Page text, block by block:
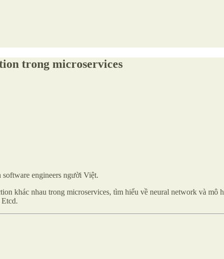
trong microservices
engineers người Việt.
khác nhau trong microservices, tìm hiểu về neural network và